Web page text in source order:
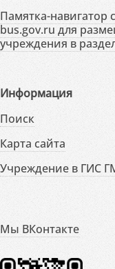
Памятка-навигатор
bus.gov.ru для
учреждения в
Информация
Поиск
Карта сайта
Учреждение в ГИС
Мы ВКонтакте